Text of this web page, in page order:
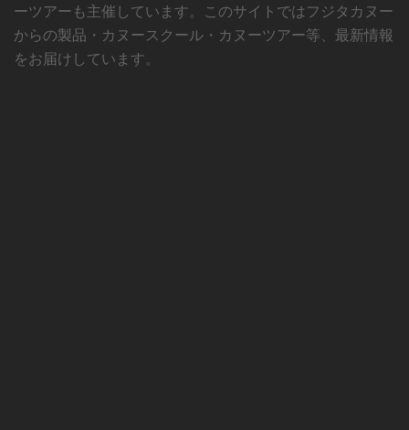
ーツアーも主催しています。このサイトではフジタカヌー
からの製品・カヌースクール・カヌーツアー等、最新情報
をお届けしています。